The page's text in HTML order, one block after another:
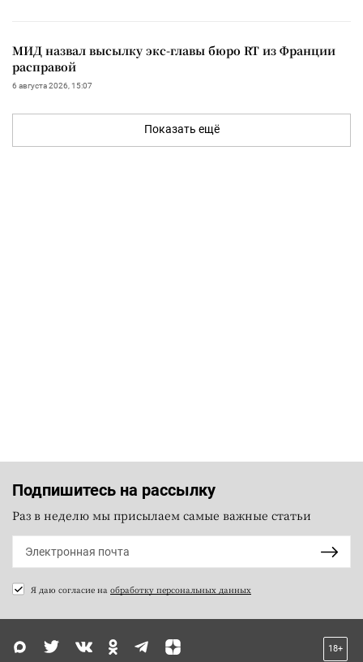
МИД назвал высылку экс-главы бюро RT из Франции
расправой
6 августа 2026, 15:07
Показать ещё
Подпишитесь на рассылку
Раз в неделю мы присылаем самые важные статьи
Я даю согласие на обработку персональных данных
18+